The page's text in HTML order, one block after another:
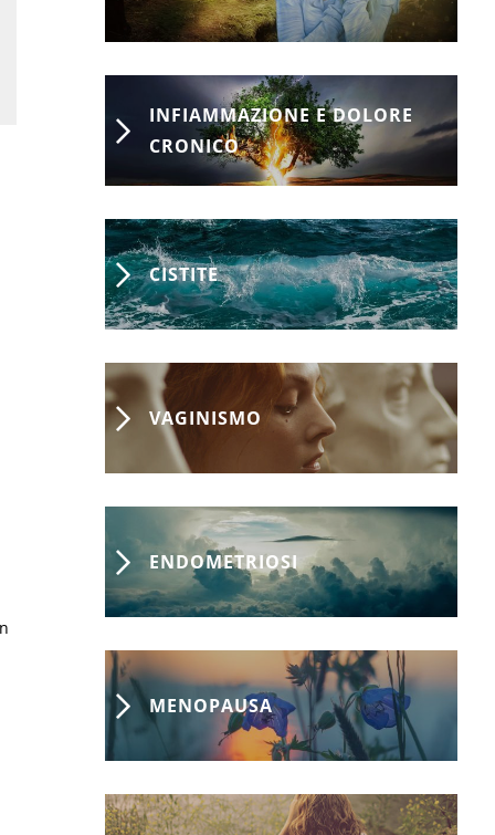
INFIAMMAZIONE E DOLORE
CRONICO
CISTITE
VAGINISMO
ENDOMETRIOSI
MENOPAUSA